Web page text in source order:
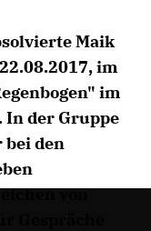
Maik
im
im
In der Gruppe
den
von
Gespräche